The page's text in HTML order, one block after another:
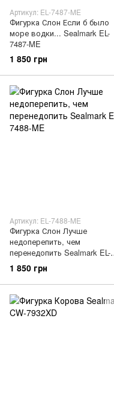
Артикул: EL-7487-ME
Фигурка Слон Если б было
море водки... Sealmark EL-
7487-ME
1 850 грн
Артикул: EL-7488-ME
Фигурка Слон Лучше
недоперепить, чем
перенедопить Sealmark EL-
7488-ME
1 850 грн